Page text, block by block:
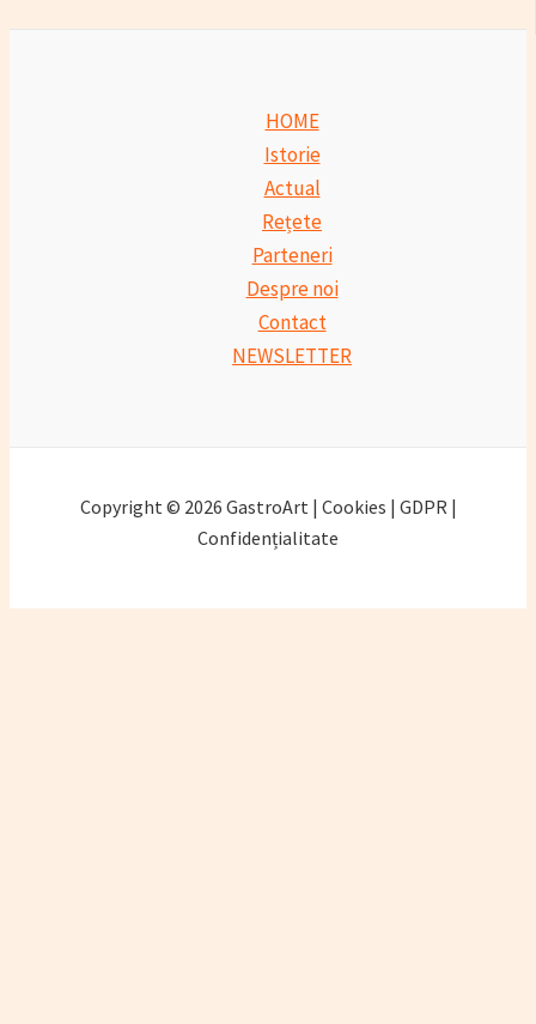
HOME
Istorie
Actual
Rețete
Parteneri
Despre noi
Contact
NEWSLETTER
Copyright © 2026 GastroArt | Cookies | GDPR |
Confidențialitate